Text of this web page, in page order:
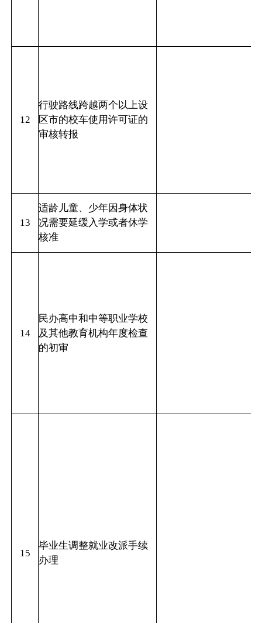
12
行驶路线跨越两个以上设
区市的校车使用许可证的
审核转报
13
适龄儿童、少年因身体状
况需要延缓入学或者休学
核准
14
民办高中和中等职业学校
及其他教育机构年度检查
的初审
15
毕业生调整就业改派手续
办理